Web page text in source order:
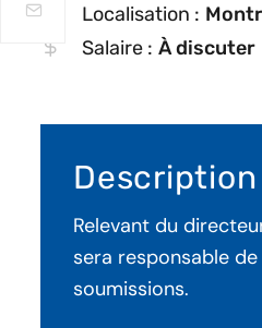
Localisation :
Salaire : À discuter
Relevant du
sera responsable
soumissions.